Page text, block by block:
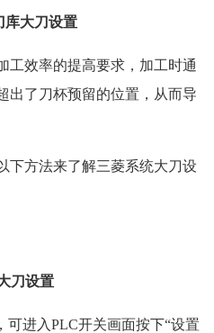
库大刀设置
工效率的提高要求，加工时通
出了刀杯预留的位置，从而导
下方法来了解三菱系统大刀设
刀设置
可进入PLC开关画面按下“设置